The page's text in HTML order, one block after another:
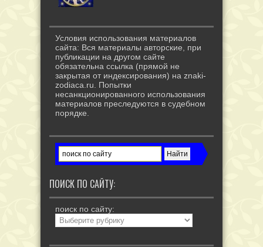
Условия использования материалов
сайта: Вся материалы авторские, при
публикации на другом сайте
обязательна ссылка (прямой не
закрытая от индексирования) на znaki-
zodiaca.ru. Попытки
несанкционированного использования
материалов преследуются в судебном
порядке.
ПОИСК ПО САЙТУ:
поиск по сайту: